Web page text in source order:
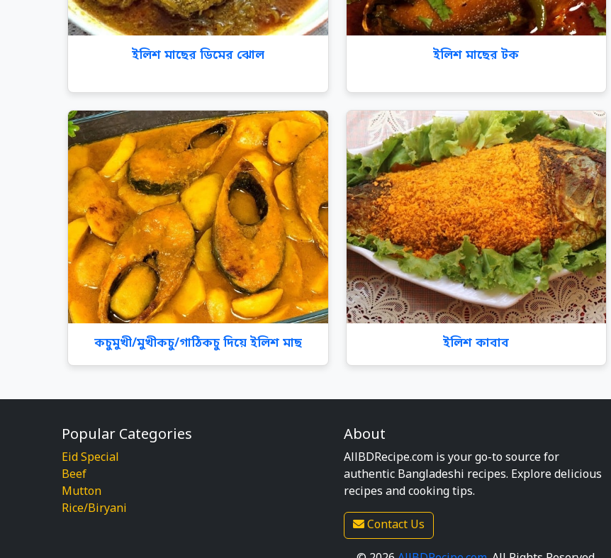
ইলিশ মাছের ডিমের ঝোল ইলিশ মাছের টক
কচুমুখী/মুখীকচু/গাঠিকচু দিয়ে ইলিশ মাছ ইলিশ কাবাব
Popular Categories
Eid Special
Beef
Mutton
Rice/Biryani
About
AllBDRecipe.com is your go-to source for
authentic Bangladeshi recipes. Explore delicious
recipes and cooking tips.
Contact Us